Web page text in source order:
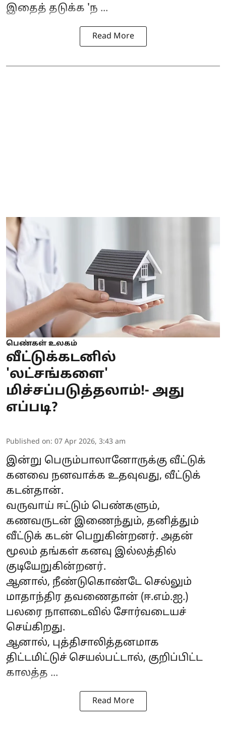
இதைத் தடுக்க 'ந ...
Read More
பெண்கள் உலகம்
வீட்டுக்கடனில்
'லட்சங்களை'
மிச்சப்படுத்தலாம்!- அது
எப்படி?
Published on: 07 Apr 2026, 3:43 am
இன்று பெரும்பாலானோருக்கு வீட்டுக்
கனவை நனவாக்க உதவுவது, வீட்டுக்
கடன்தான்.
வருவாய் ஈட்டும் பெண்களும்,
கணவருடன் இணைந்தும், தனித்தும்
வீட்டுக் கடன் பெறுகின்றனர். அதன்
மூலம் தங்கள் கனவு இல்லத்தில்
குடியேறுகின்றனர்.
ஆனால், நீண்டுகொண்டே செல்லும்
மாதாந்திர தவணைதான் (ஈ.எம்.ஐ.)
பலரை நாளடைவில் சோர்வடையச்
செய்கிறது.
ஆனால், புத்திசாலித்தனமாக
திட்டமிட்டுச் செயல்பட்டால், குறிப்பிட்ட
காலத்த ...
Read More